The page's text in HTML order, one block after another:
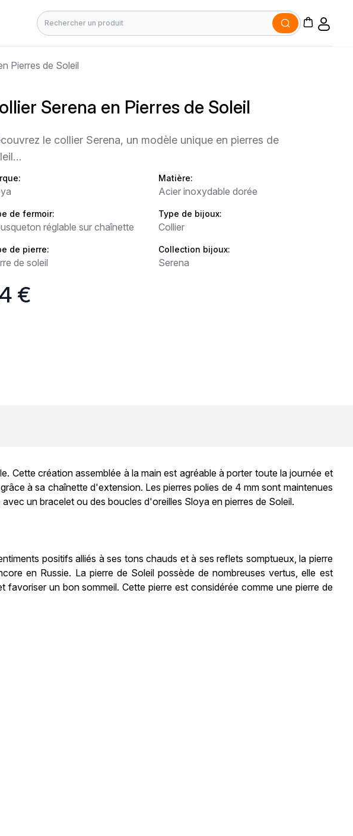
Rechercher
Pierres de Soleil
Serena en Pierres de Soleil
le collier Serena, un modèle unique en pierres de
Matière:
Acier inoxydable dorée
de fermoir:
réglable sur chaînette
Type de bijoux:
Collier
de pierre:
de soleil
Collection bijoux:
Serena
€
création assemblée à la main est agréable à porter toute la journée et
à sa chaînette d'extension. Les pierres polies de 4 mm sont maintenues
un bracelet ou des boucles d'oreilles Sloya en pierres de Soleil.
positifs alliés à ses tons chauds et à ses reflets somptueux, la pierre
en Russie. La pierre de Soleil possède de nombreuses vertus, elle est
un bon sommeil. Cette pierre est considérée comme une pierre de